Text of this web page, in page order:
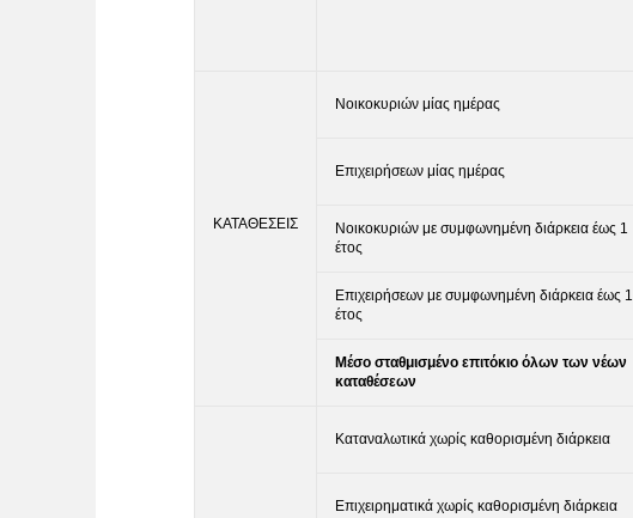
ΚΑΤΑΘΕΣΕΙΣ
Νοικοκυριών μίας ημέρας
Επιχειρήσεων μίας ημέρας
Νοικοκυριών με συμφωνημένη διάρκεια έως 1
έτος
Επιχειρήσεων με συμφωνημένη διάρκεια έως 1
έτος
Μέσο σταθμισμένο επιτόκιο όλων των νέων
καταθέσεων
Καταναλωτικά χωρίς καθορισμένη διάρκεια
Επιχειρηματικά χωρίς καθορισμένη διάρκεια